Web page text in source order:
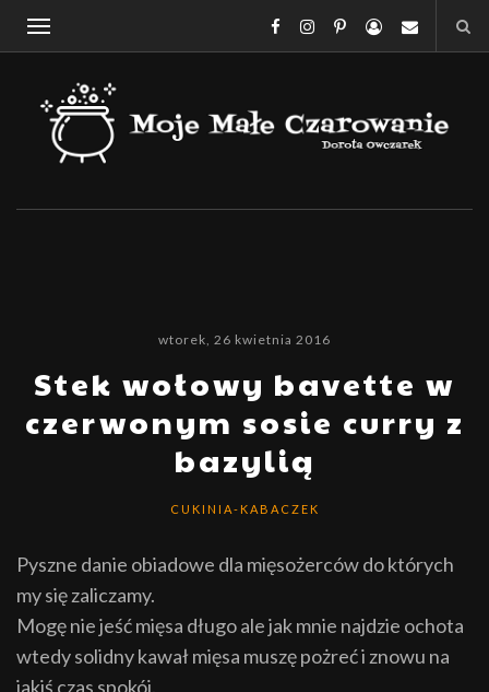
wtorek, 26 kwietnia 2016
Stek wołowy bavette w
czerwonym sosie curry z
bazylią
CUKINIA-KABACZEK
Pyszne danie obiadowe dla mięsożerców do których
my się zaliczamy.
Mogę nie jeść mięsa długo ale jak mnie najdzie ochota
wtedy solidny kawał mięsa muszę pożreć i znowu na
jakiś czas spokój.